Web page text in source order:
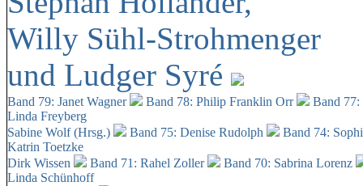
Willy Sühl-Strohmenger
und Ludger Syré
Band 79: Janet Wagner Band 78: Philip Franklin Orr
Band
Linda Freyberg
Sabine Wolf (Hrsg.)
Band 75: Denise Rudolph
Band 74:
Katrin Toetzke
Dirk Wissen
Band 71: Rahel Zoller
Band 70: Sabrina Lorenz
Linda Schünhoff